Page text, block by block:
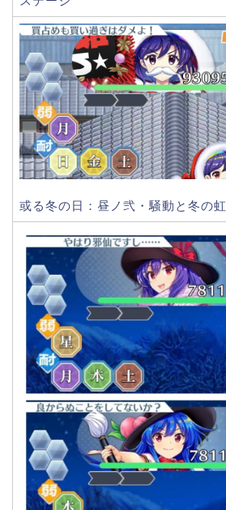
或る冬の日：昼ノ弐・騒動と冬の虹